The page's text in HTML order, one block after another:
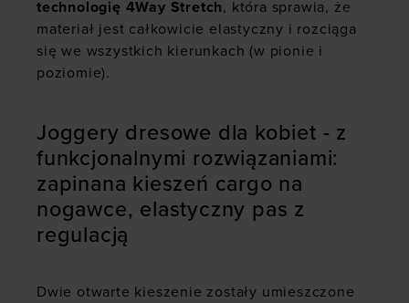
technologię 4Way Stretch, która sprawia, że
materiał jest całkowicie elastyczny i rozciąga
się we wszystkich kierunkach (w pionie i
poziomie).
Joggery dresowe dla kobiet - z
funkcjonalnymi rozwiązaniami:
zapinana kieszeń cargo na
nogawce, elastyczny pas z
regulacją
Dwie otwarte kieszenie zostały umieszczone